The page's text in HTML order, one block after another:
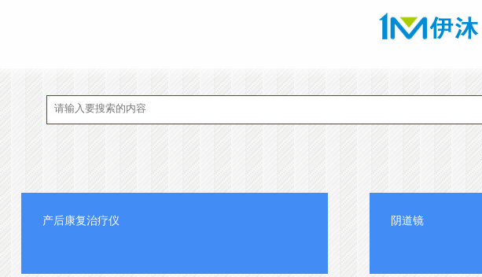
产后康复治疗仪 阴道镜